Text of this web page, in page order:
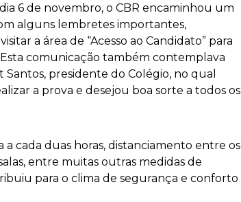
6 de novembro, o CBR encaminhou um
alguns lembretes importantes,
a área de “Acesso ao Candidato” para
comunicação também contemplava
presidente do Colégio, no qual
a prova e desejou boa sorte a todos os
a cada duas horas, distanciamento entre os
entre muitas outras medidas de
para o clima de segurança e conforto